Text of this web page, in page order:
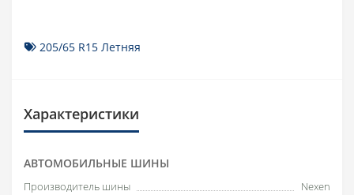
205/65 R15 Летняя
Характеристики
АВТОМОБИЛЬНЫЕ ШИНЫ
Производитель шины
Nexen